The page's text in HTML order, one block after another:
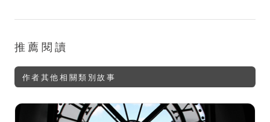
推薦閱讀
作者其他相關類別故事